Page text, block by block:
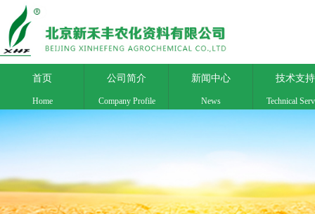
首页 公司简介 新闻中心 技术支持
Home Company Profile News Technical